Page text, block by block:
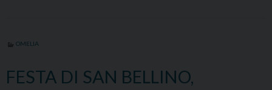
OMELIA
FESTA DI SAN BELLINO,